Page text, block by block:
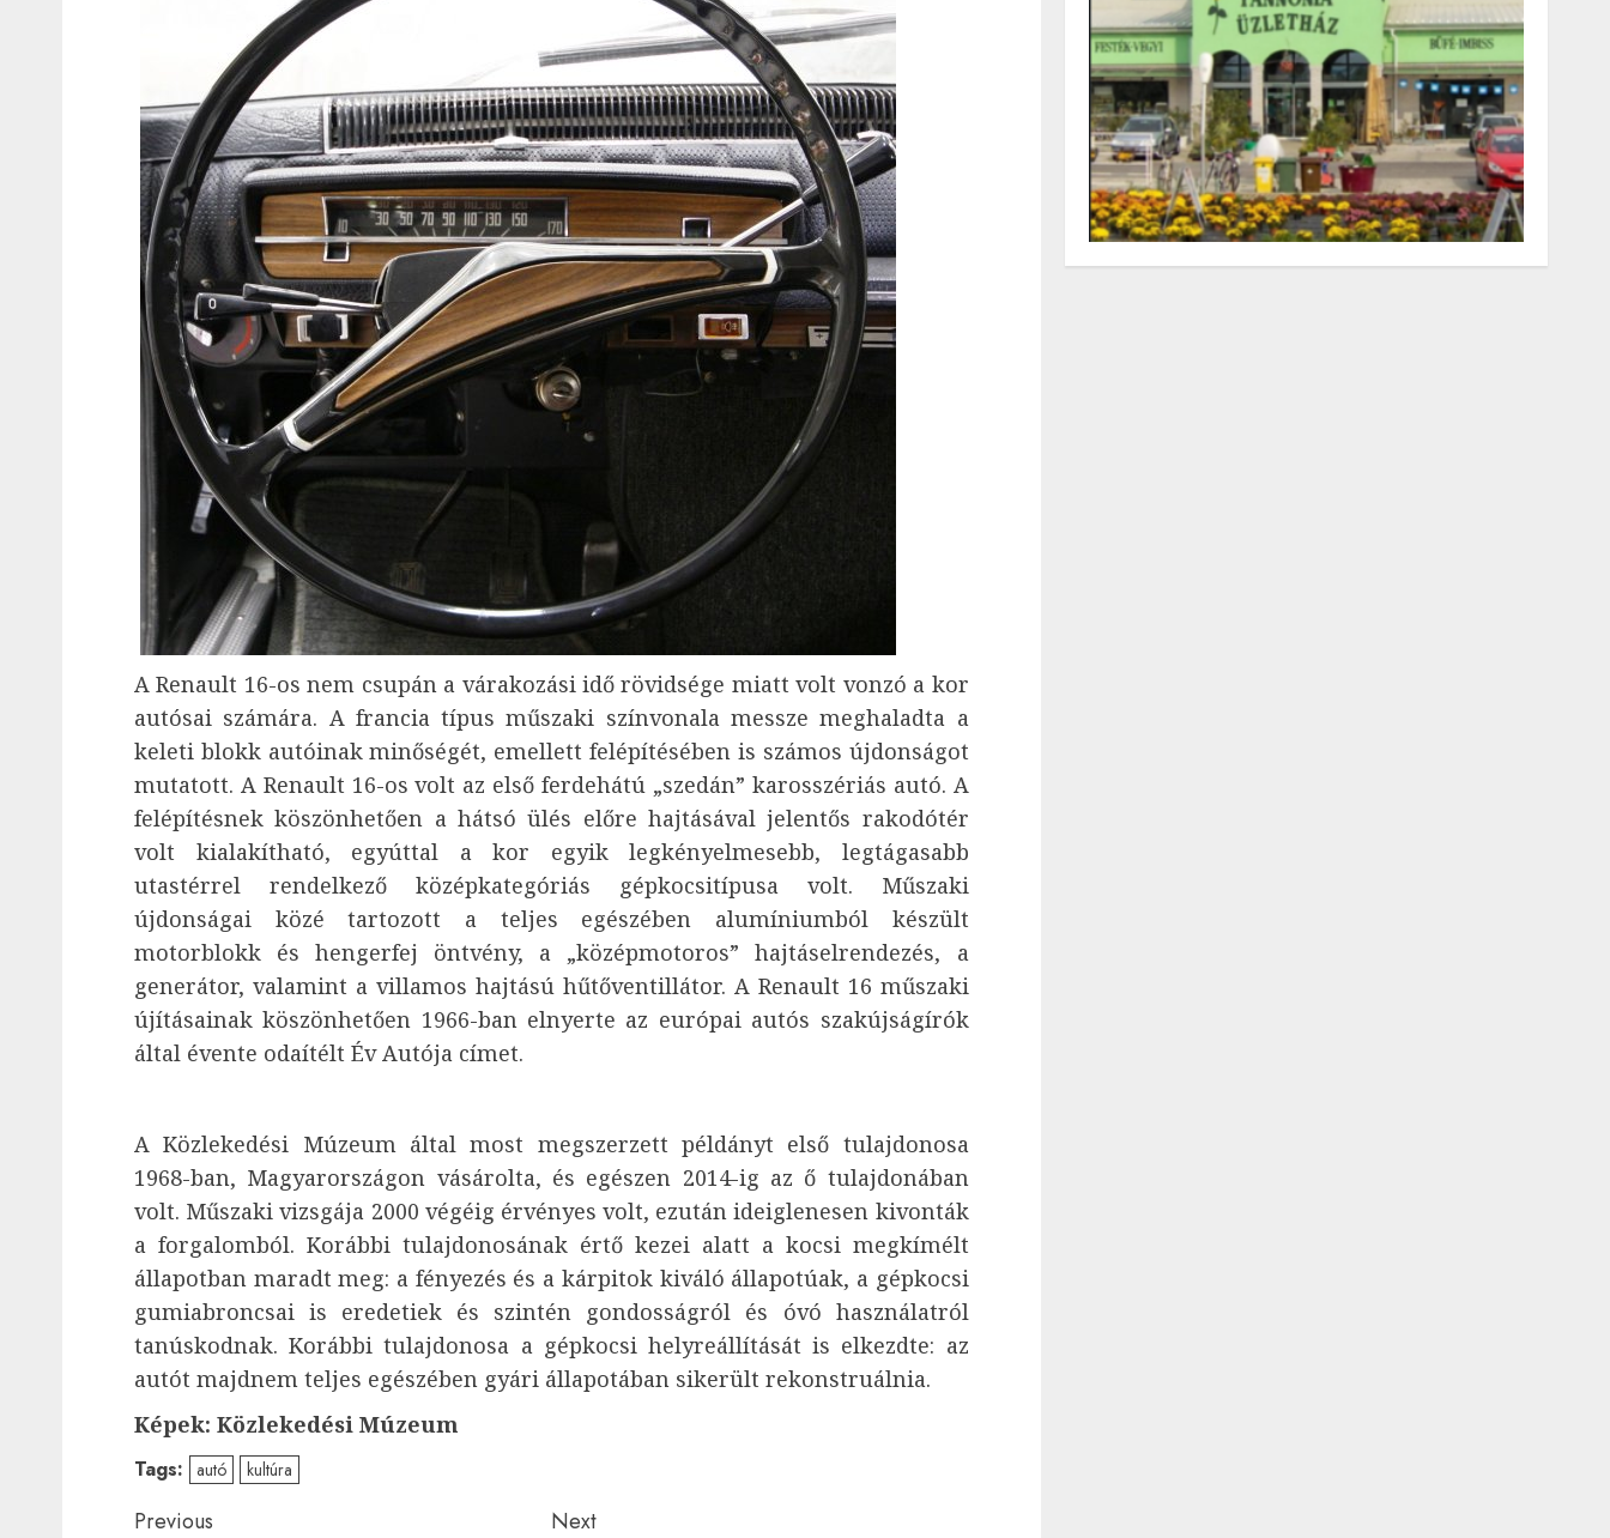
A Renault 16-os nem csupán a várakozási idő rövidsége miatt volt vonzó a kor
autósai számára. A francia típus műszaki színvonala messze meghaladta a
keleti blokk autóinak minőségét, emellett felépítésében is számos újdonságot
mutatott. A Renault 16-os volt az első ferdehátú „szedán” karosszériás autó. A
felépítésnek köszönhetően a hátsó ülés előre hajtásával jelentős rakodótér
volt kialakítható, egyúttal a kor egyik legkényelmesebb, legtágasabb
utastérrel rendelkező középkategóriás gépkocsitípusa volt. Műszaki
újdonságai közé tartozott a teljes egészében alumíniumból készült
motorblokk és hengerfej öntvény, a „középmotoros” hajtáselrendezés, a
generátor, valamint a villamos hajtású hűtőventillátor. A Renault 16 műszaki
újításainak köszönhetően 1966-ban elnyerte az európai autós szakújságírók
által évente odaítélt Év Autója címet.
A Közlekedési Múzeum által most megszerzett példányt első tulajdonosa
1968-ban, Magyarországon vásárolta, és egészen 2014-ig az ő tulajdonában
volt. Műszaki vizsgája 2000 végéig érvényes volt, ezután ideiglenesen kivonták
a forgalomból. Korábbi tulajdonosának értő kezei alatt a kocsi megkímélt
állapotban maradt meg: a fényezés és a kárpitok kiváló állapotúak, a gépkocsi
gumiabroncsai is eredetiek és szintén gondosságról és óvó használatról
tanúskodnak. Korábbi tulajdonosa a gépkocsi helyreállítását is elkezdte: az
autót majdnem teljes egészében gyári állapotában sikerült rekonstruálnia.
Képek: Közlekedési Múzeum
Tags: autó kultúra
Previous Next